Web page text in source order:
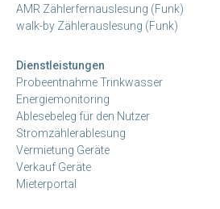
AMR Zählerfernauslesung (Funk)
walk-by Zählerauslesung (Funk)
Dienstleistungen
Probeentnahme Trinkwasser
Energiemonitoring
Ablesebeleg für den Nutzer
Stromzählerablesung
Vermietung Geräte
Verkauf Geräte
Mieterportal